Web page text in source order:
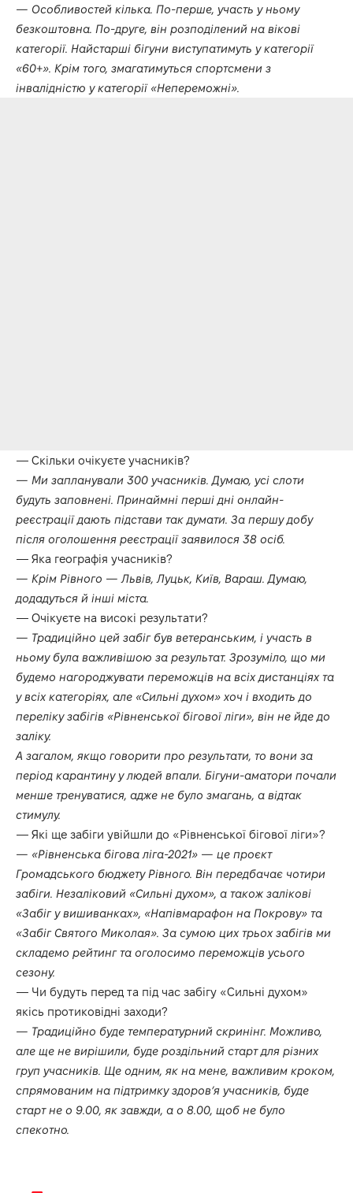
— Особливостей кілька. По-перше, участь у ньому
безкоштовна. По-друге, він розподілений на вікові
категорії. Найстарші бігуни виступатимуть у категорії
«60+». Крім того, змагатимуться спортсмени з
інвалідністю у категорії «Непереможні».
— Скільки очікуєте учасників?
— Ми запланували 300 учасників. Думаю, усі слоти
будуть заповнені. Принаймні перші дні онлайн-
реєстрації дають підстави так думати. За першу добу
після оголошення реєстрації заявилося 38 осіб.
— Яка географія учасників?
— Крім Рівного — Львів, Луцьк, Київ, Вараш. Думаю,
додадуться й інші міста.
— Очікуєте на високі результати?
— Традиційно цей забіг був ветеранським, і участь в
ньому була важливішою за результат. Зрозуміло, що ми
будемо нагороджувати переможців на всіх дистанціях та
у всіх категоріях, але «Сильні духом» хоч і входить до
переліку забігів «Рівненської бігової ліги», він не йде до
заліку.
А загалом, якщо говорити про результати, то вони за
період карантину у людей впали. Бігуни-аматори почали
менше тренуватися, адже не було змагань, а відтак
стимулу.
— Які ще забіги увійшли до «Рівненської бігової ліги»?
— «Рівненська бігова ліга-2021» — це проєкт
Громадського бюджету Рівного. Він передбачає чотири
забіги. Незаліковий «Сильні духом», а також залікові
«Забіг у вишиванках», «Напівмарафон на Покрову» та
«Забіг Святого Миколая». За сумою цих трьох забігів ми
складемо рейтинг та оголосимо переможців усього
сезону.
— Чи будуть перед та під час забігу «Сильні духом»
якісь протиковідні заходи?
— Традиційно буде температурний скринінг. Можливо,
але ще не вирішили, буде роздільний старт для різних
груп учасників. Ще одним, як на мене, важливим кроком,
спрямованим на підтримку здоров’я учасників, буде
старт не о 9.00, як завжди, а о 8.00, щоб не було
спекотно.